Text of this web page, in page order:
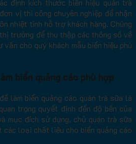
định kích thước biển hiệu quán trà
vị thi công chuyên nghiệp để nhận
nhiệt tình hỗ trợ khách hàng. Chúng
trường để thu thập các thông số về
cho quý khách mẫu biển hiệu phù
biển quảng cáo phù hợp
làm biển quảng cáo quán trà sữa là
trọng quyết định đến độ bền của
mục đích sử dụng, chủ quán trà sữa
các loại chất liệu cho biển quảng cáo